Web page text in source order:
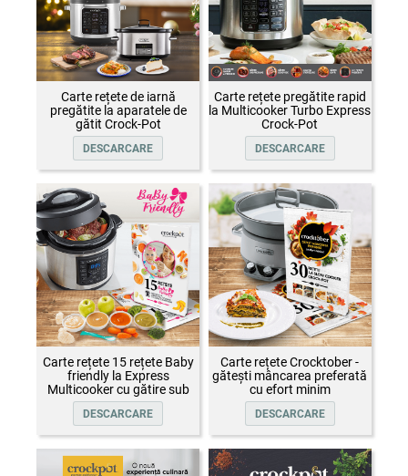
Carte rețete de iarnă
pregătite la aparatele de
gătit Crock-Pot
DESCARCARE
Carte rețete pregătite rapid
la Multicooker Turbo Express
Crock-Pot
DESCARCARE
Carte rețete 15 rețete Baby
friendly la Express
Multicooker cu gătire sub
presiune Crock-Pot
DESCARCARE
Carte rețete Crocktober -
gătești mâncarea preferată
cu efort minim
DESCARCARE